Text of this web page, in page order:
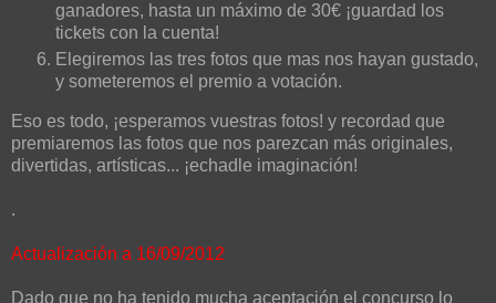
ganadores, hasta un máximo de 30€ ¡guardad los
tickets con la cuenta!
Elegiremos las tres fotos que mas nos hayan gustado,
y someteremos el premio a votación.
Eso es todo, ¡esperamos vuestras fotos! y recordad que
premiaremos las fotos que nos parezcan más originales,
divertidas, artísticas... ¡echadle imaginación!
.
Actualización a 16/09/2012
Dado que no ha tenido mucha aceptación el concurso lo